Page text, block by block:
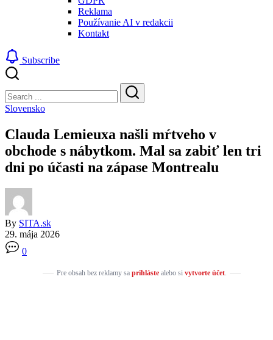
Reklama
Používanie AI v redakcii
Kontakt
Subscribe
Search
Search
Slovensko
Clauda Lemieuxa našli mŕtveho v
obchode s nábytkom. Mal sa zabiť len tri
dni po účasti na zápase Montrealu
By SITA.sk
29. mája 2026
0
Pre obsah bez reklamy sa prihlástealebo si vytvorte účet.